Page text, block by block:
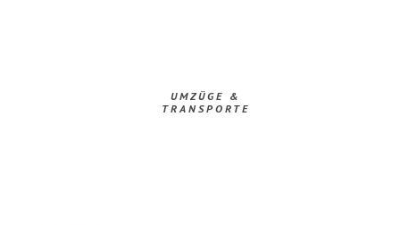
UMZÜGE &
TRANSPORTE